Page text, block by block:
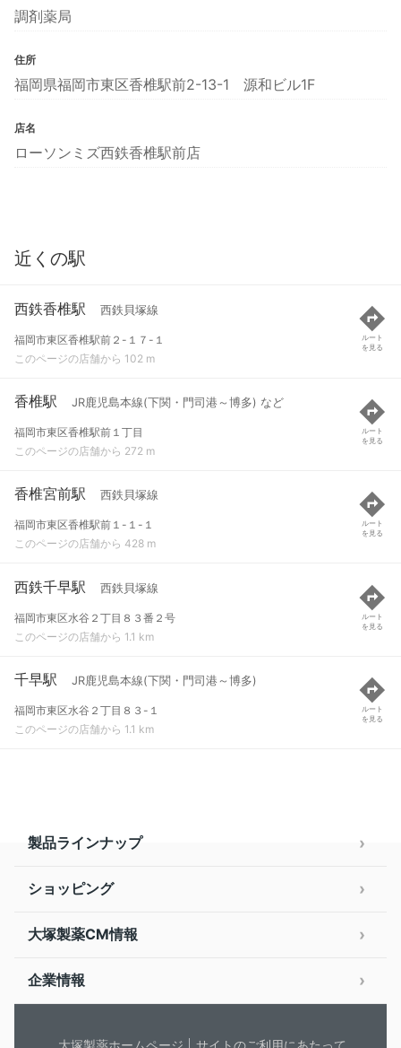
調剤薬局
住所
福岡県福岡市東区香椎駅前2-13-1 源和ビル1F
店名
ローソンミズ西鉄香椎駅前店
近くの駅
西鉄香椎駅 西鉄貝塚線
福岡市東区香椎駅前２-１７-１
このページの店舗から 102 m
ルート
を見る
香椎駅 JR鹿児島本線(下関・門司港～博多) など
福岡市東区香椎駅前１丁目
このページの店舗から 272 m
ルート
を見る
香椎宮前駅 西鉄貝塚線
福岡市東区香椎駅前１-１-１
このページの店舗から 428 m
ルート
を見る
西鉄千早駅 西鉄貝塚線
福岡市東区水谷２丁目８３番２号
このページの店舗から 1.1 km
ルート
を見る
千早駅 JR鹿児島本線(下関・門司港～博多)
福岡市東区水谷２丁目８３-１
このページの店舗から 1.1 km
ルート
を見る
製品ラインナップ
ショッピング
大塚製薬CM情報
企業情報